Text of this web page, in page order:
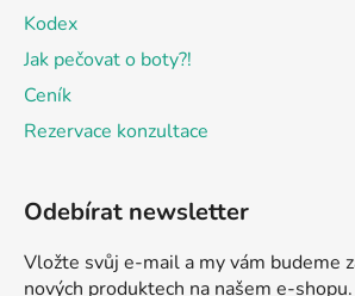
Kodex
Jak pečovat o boty?!
Ceník
Rezervace konzultace
Odebírat newsletter
Vložte svůj e-mail a my vám budeme
nových produktech na našem e-shopu.